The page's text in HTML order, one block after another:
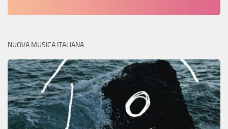
NUOVA MUSICA ITALIANA